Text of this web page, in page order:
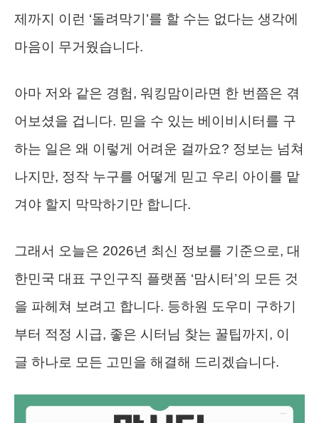
제까지 이런 ‘돌려막기’를 할 수는 없다는 생각에
마음이 무거웠습니다.
아마 저와 같은 경험, 워킹맘이라면 한 번쯤은 겪
어보셨을 겁니다. 믿을 수 있는 베이비시터를 구
하는 일은 왜 이렇게 어려운 걸까요? 정보는 넘쳐
나지만, 정작 누구를 어떻게 믿고 우리 아이를 맡
겨야 할지 막막하기만 합니다.
그래서 오늘은 2026년 최신 정보를 기준으로, 대
한민국 대표 구인구직 플랫폼 ‘맘시터’의 모든 것
을 파헤쳐 보려고 합니다. 등하원 도우미 구하기
부터 적정 시급, 좋은 시터님 찾는 꿀팁까지, 이
글 하나로 모든 고민을 해결해 드리겠습니다.